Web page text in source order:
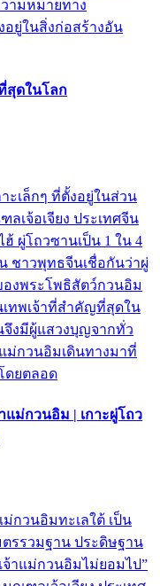
ามหมายทาง
ยู่ในสิ่งก่อสร้างอัน
สุดในโลก
ะเล็กๆ ที่ตั้งอยู่ในส่วน
เจ้อเจียง ประเทศจีน
ผู่โถวซานเป็น 1 ใน 4
ชาวพุทธจีนเชื่อกันว่าผู่
งพระโพธิสัตว์กวนอิม
ทพเจ้าที่สำคัญที่สุดใน
งมีผู้แสวงบุญจากทั่ว
ม่กวนอิมเดินทางมาที่
ดยตลอด
แม่กวนอิม | เกาะผู่โถว
กวนอิมทะเลใต้ เป็น
ตรรวมฐาน ประดิษฐาน
จ้าแม่กวนอิมไม่ยอมไป”